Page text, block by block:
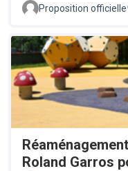
Proposition officielle
Roland Garros